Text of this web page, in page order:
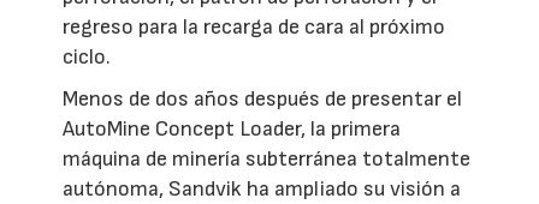
regreso para la recarga de cara al próximo
ciclo.
Menos de dos años después de presentar el
AutoMine Concept Loader, la primera
máquina de minería subterránea totalmente
autónoma, Sandvik ha ampliado su visión a